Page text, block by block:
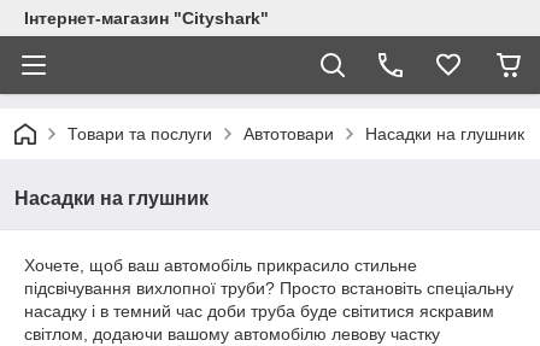
Інтернет-магазин "Сityshark"
Товари та послуги Автотовари Насадки на глушник
Насадки на глушник
Хочете, щоб ваш автомобіль прикрасило стильне
підсвічування вихлопної труби? Просто встановіть спеціальну
насадку і в темний час доби труба буде світитися яскравим
світлом, додаючи вашому автомобілю левову частку